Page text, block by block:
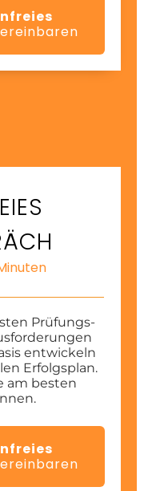
Prüfungs-
entwickeln
Erfolgsplan.
am besten